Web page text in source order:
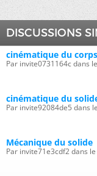
DISCUSSIONS
cinématique du
Par invite0731164c dans
cinématique du
Par invite92084de5 dans
Mécanique du solide
Par invite71e3cdf2 dans